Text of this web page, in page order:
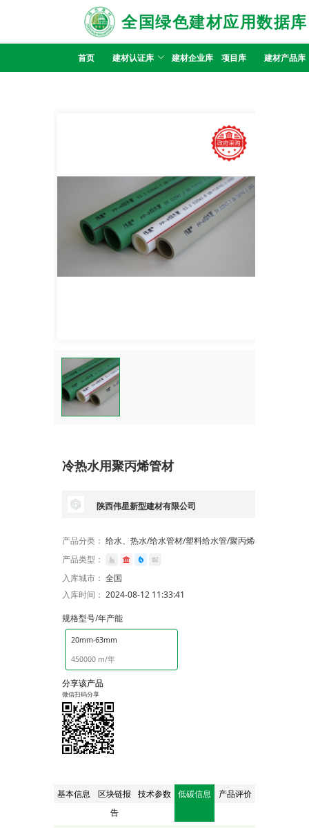
全国绿色建材应用数据库
首页 建材认证库 建材企业库 项目库 建材产品库
冷热水用聚丙烯管材
陕西伟星新型建材有限公司
产品分类： 给水、热水/给水管材/塑料给水管/聚丙烯(PP)管
产品类型：
入库城市： 全国
入库时间： 2024-08-12 11:33:41
规格型号/年产能
20mm-63mm
450000 m/年
分享该产品
微信扫码分享
基本信息
区块链报
告
技术参数 低碳信息 产品评价